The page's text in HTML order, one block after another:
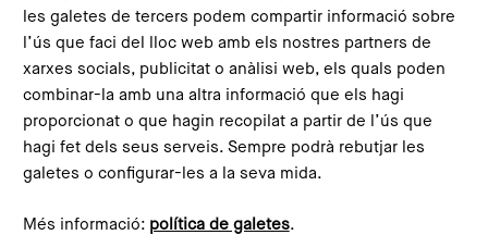
les galetes de tercers podem compartir informació sobre
l’ús que faci del lloc web amb els nostres partners de
xarxes socials, publicitat o anàlisi web, els quals poden
combinar-la amb una altra informació que els hagi
proporcionat o que hagin recopilat a partir de l’ús que
hagi fet dels seus serveis. Sempre podrà rebutjar les
galetes o configurar-les a la seva mida.
Més informació: política de galetes.